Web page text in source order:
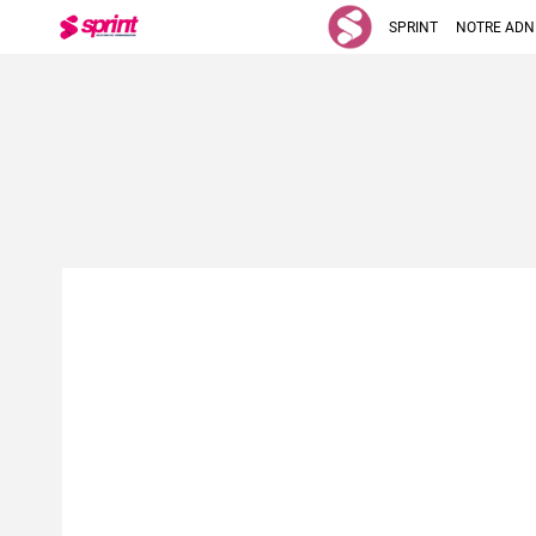
SPRINT NOTRE ADN